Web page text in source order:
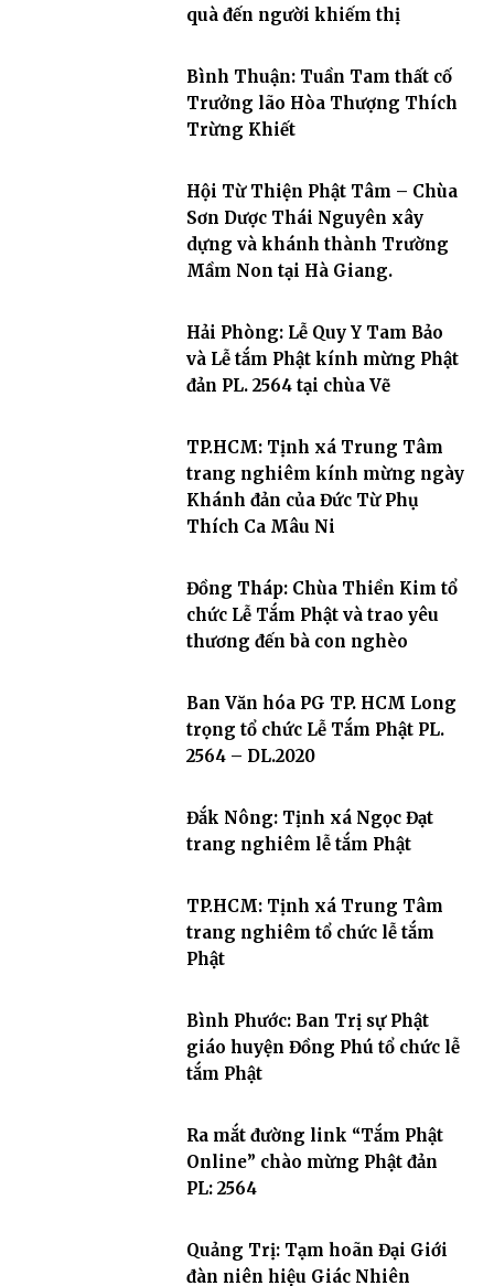
quà đến người khiếm thị
Bình Thuận: Tuần Tam thất cố
Trưởng lão Hòa Thượng Thích
Trừng Khiết
Hội Từ Thiện Phật Tâm – Chùa
Sơn Dược Thái Nguyên xây
dựng và khánh thành Trường
Mầm Non tại Hà Giang.
Hải Phòng: Lễ Quy Y Tam Bảo
và Lễ tắm Phật kính mừng Phật
đản PL. 2564 tại chùa Vẽ
TP.HCM: Tịnh xá Trung Tâm
trang nghiêm kính mừng ngày
Khánh đản của Đức Từ Phụ
Thích Ca Mâu Ni
Đồng Tháp: Chùa Thiền Kim tổ
chức Lễ Tắm Phật và trao yêu
thương đến bà con nghèo
Ban Văn hóa PG TP. HCM Long
trọng tổ chức Lễ Tắm Phật PL.
2564 – DL.2020
Đắk Nông: Tịnh xá Ngọc Đạt
trang nghiêm lễ tắm Phật
TP.HCM: Tịnh xá Trung Tâm
trang nghiêm tổ chức lễ tắm
Phật
Bình Phước: Ban Trị sự Phật
giáo huyện Đồng Phú tổ chức lễ
tắm Phật
Ra mắt đường link “Tắm Phật
Online” chào mừng Phật đản
PL: 2564
Quảng Trị: Tạm hoãn Đại Giới
đàn niên hiệu Giác Nhiên